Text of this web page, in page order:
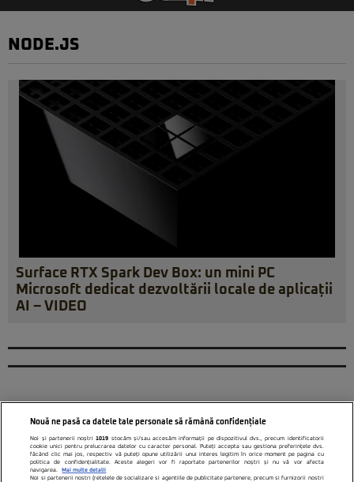
NODE.JS
Surface RTX Spark Dev Box: un mini PC
Microsoft dedicat dezvoltării locale de aplicații
AI – VIDEO
Nouă ne pasă ca datele tale personale să rămână confidențiale
Noi și partenerii noștri1019 stocăm și/sau accesăm informații pe dispozitivul dvs., precum identificatorii
cookie unici pentru prelucrarea datelor cu caracter personal. Puteți accepta sau gestiona preferințele dvs.
făcând clic mai jos, respectiv vă puteți opune utilizării unui interes legitim în orice moment pe pagina cu
politica de confidențialitate. Aceste alegeri vor fi raportate partenerilor noștri și nu vă vor afecta
navigarea.
Mai multe detalii
Noi si partenerii nostri (retelele de socializare si agentiile de publicitate partenere, precum si furnizorii nostri